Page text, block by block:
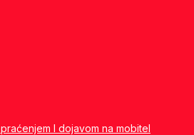
praćenjem I dojavom na mobitel